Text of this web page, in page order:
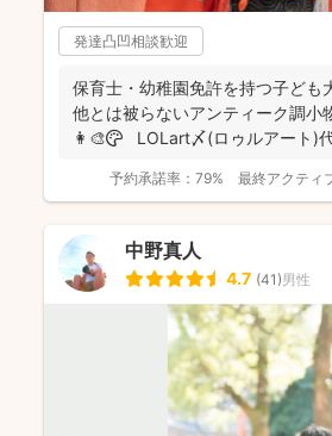
発達凸凹相談歓迎
保育士・幼稚園免許を持つ子ども
他とは被らないアンティーク調小
👩‍🎨🎨 LOLart〆(ロゥルアート)
予約承諾率： 79% 最終アクティ
中野真人
4.7 (41)男性